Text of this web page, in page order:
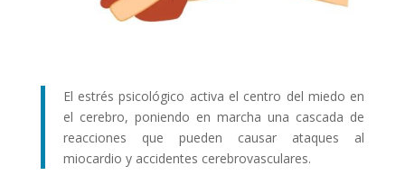
El estrés psicológico activa el centro del miedo en
el cerebro, poniendo en marcha una cascada de
reacciones que pueden causar ataques al
miocardio y accidentes cerebrovasculares.